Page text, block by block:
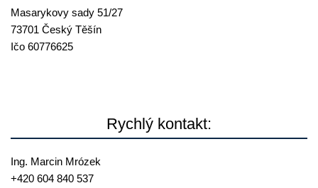
Masarykovy sady 51/27
73701 Český Těšín
Ičo 60776625
Rychlý kontakt:
Ing. Marcin Mrózek
+420 604 840 537